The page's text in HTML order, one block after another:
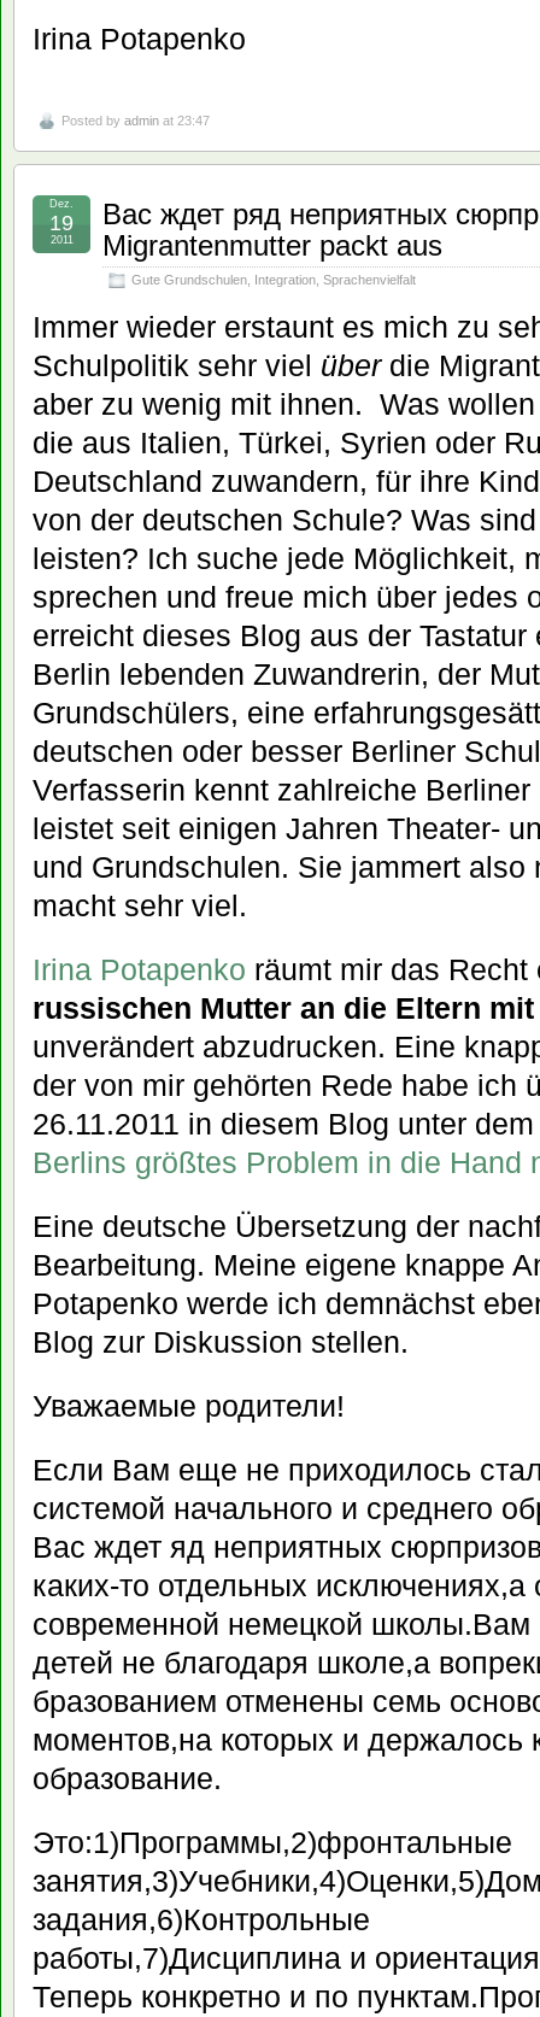
Irina Potapenko
Posted by admin at 23:47
Вас ждет ряд неприятных
Migrantenmutter packt aus
Gute Grundschulen, Integration, Sprachenvielfalt
Dez.
19
2011
Immer wieder erstaunt es mich zu
Schulpolitik sehr viel überdie
aber zu wenig mit ihnen. Was
die aus Italien, Türkei, Syrien oder
Deutschland zuwandern, für ihre
von der deutschen Schule? Was
leisten? Ich suche jede Möglichkeit,
sprechen und freue mich über jedes
erreicht dieses Blog aus der
Berlin lebenden Zuwandrerin, der
Grundschülers, eine
deutschen oder besser Berliner
Verfasserin kennt zahlreiche
leistet seit einigen Jahren Theater-
und Grundschulen. Sie jammert also
macht sehr viel.
Irina Potapenko räumt mir das
russischen Mutter an die Eltern
unverändert abzudrucken. Eine
der von mir gehörten Rede habe ich
26.11.2011 in diesem Blog unter
Berlins größtes Problem in die Hand
Eine deutsche Übersetzung der
Bearbeitung. Meine eigene knappe
Potapenko werde ich demnächst
Blog zur Diskussion stellen.
Уважаемые родители!
Если Вам еще не приходилось
системой начального и среднего
Вас ждет яд неприятных
каких-то отдельных
современной немецкой школы.Вам
детей не благодаря школе,а
бразованием отменены семь
моментов,на которых и держалось
образование.
Это:1)Программы,2)фронтальные
задания,6)Контрольные
работы,7)Дисциплина и
Теперь конкретно и по